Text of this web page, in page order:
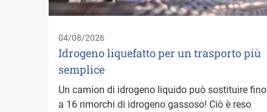
04/08/2026
Idrogeno liquefatto per un trasporto più
semplice
Un camion di idrogeno liquido può sostituire fino
a 16 rimorchi di idrogeno gassoso! Ciò è reso